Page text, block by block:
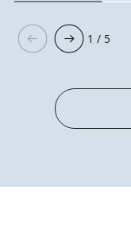
1 / 5